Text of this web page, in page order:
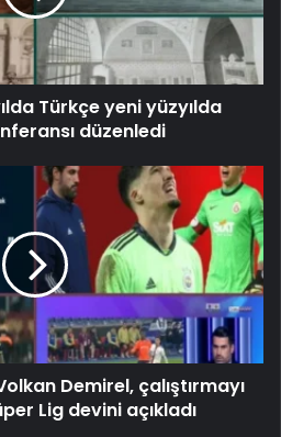
Türkçe yeni yüzyılda
düzenledi
Demirel, çalıştırmayı
Lig devini açıkladı